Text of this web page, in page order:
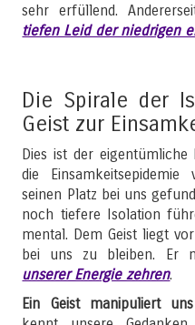
sehr erfüllend.
tiefen Leid der niedrigen
Die Spirale der
Geist zur
Dies ist der eigentümliche
die
seinen Platz bei uns
noch tiefere Isolation
mental. Dem Geist liegt
bei uns zu bleiben. Er
unserer Energie zehren.
Ein Geist manipuliert